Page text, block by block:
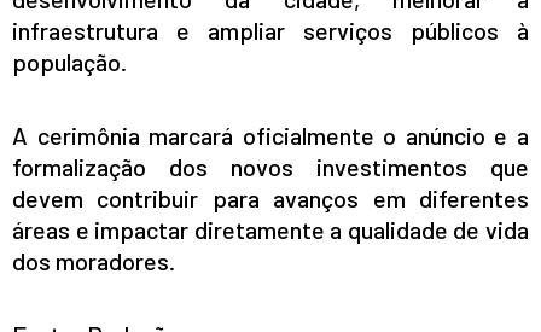
infraestrutura e ampliar serviços públicos à
população.
A cerimônia marcará oficialmente o anúncio e a
formalização dos novos investimentos que
devem contribuir para avanços em diferentes
áreas e impactar diretamente a qualidade de vida
dos moradores.